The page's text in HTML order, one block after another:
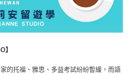
】
的托福、雅思、多益考試紛紛暫緩，而語